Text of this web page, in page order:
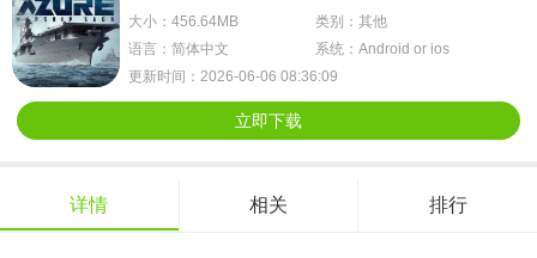
大小：456.64MB
类别：其他
语言：简体中文
系统：Android or ios
更新时间：2026-06-06 08:36:09
立即下载
详情 相关 排行